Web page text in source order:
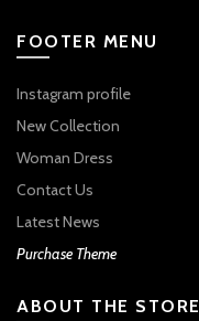
FOOTER MENU
Instagram profile
New Collection
Woman Dress
Contact Us
Latest News
Purchase Theme
ABOUT THE STORE